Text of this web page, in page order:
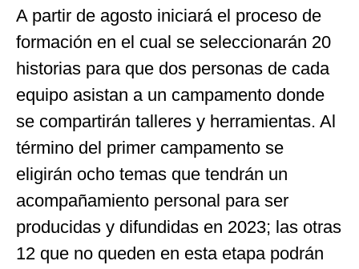
A partir de agosto iniciará el proceso de
formación en el cual se seleccionarán 20
historias para que dos personas de cada
equipo asistan a un campamento donde
se compartirán talleres y herramientas. Al
término del primer campamento se
eligirán ocho temas que tendrán un
acompañamiento personal para ser
producidas y difundidas en 2023; las otras
12 que no queden en esta etapa podrán